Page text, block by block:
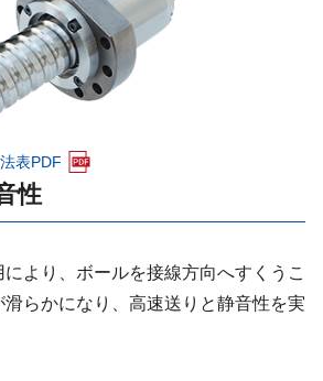
表PDF
性
より、ボールを接線方向へすくうこ
らかになり、高速送りと静音性を実